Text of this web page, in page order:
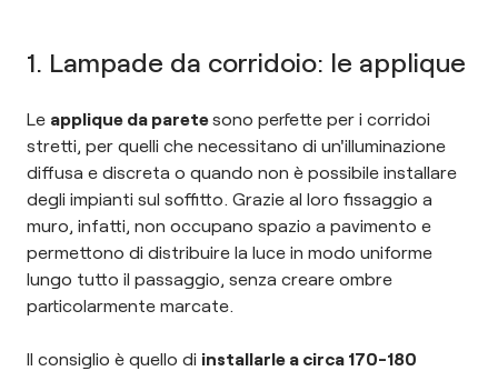
1. Lampade da corridoio: le applique
Le applique da paretesono perfette per i corridoi
stretti, per quelli che necessitano di un'illuminazione
diffusa e discreta o quando non è possibile installare
degli impianti sul soffitto. Grazie al loro fissaggio a
muro, infatti, non occupano spazio a pavimento e
permettono di distribuire la luce in modo uniforme
lungo tutto il passaggio, senza creare ombre
particolarmente marcate.
Il consiglio è quello di installarle a circa 170-180